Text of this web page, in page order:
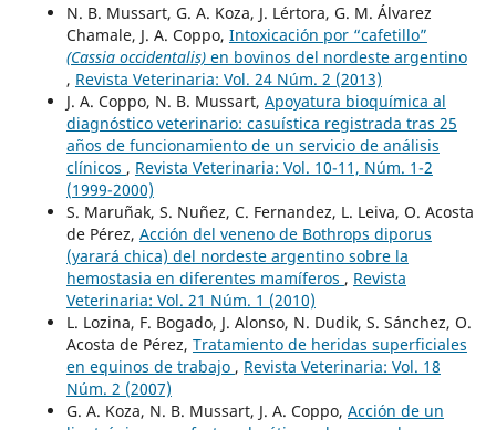
N. B. Mussart, G. A. Koza, J. Lértora, G. M. Álvarez
Chamale, J. A. Coppo, Intoxicación por “cafetillo”
(Cassia occidentalis)en bovinos del nordeste argentino
, Revista Veterinaria: Vol. 24 Núm. 2 (2013)
J. A. Coppo, N. B. Mussart, Apoyatura bioquímica al
diagnóstico veterinario: casuística registrada tras 25
años de funcionamiento de un servicio de análisis
clínicos , Revista Veterinaria: Vol. 10-11, Núm. 1-2
(1999-2000)
S. Maruñak, S. Nuñez, C. Fernandez, L. Leiva, O. Acosta
de Pérez, Acción del veneno de Bothrops diporus
(yarará chica) del nordeste argentino sobre la
hemostasia en diferentes mamíferos , Revista
Veterinaria: Vol. 21 Núm. 1 (2010)
L. Lozina, F. Bogado, J. Alonso, N. Dudik, S. Sánchez, O.
Acosta de Pérez, Tratamiento de heridas superficiales
en equinos de trabajo , Revista Veterinaria: Vol. 18
Núm. 2 (2007)
G. A. Koza, N. B. Mussart, J. A. Coppo, Acción de un